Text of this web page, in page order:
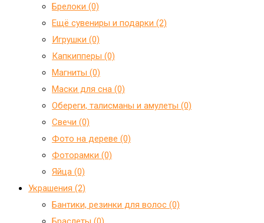
Брелоки (0)
Ещё сувениры и подарки (2)
Игрушки (0)
Капкипперы (0)
Магниты (0)
Маски для сна (0)
Обереги, талисманы и амулеты (0)
Свечи (0)
Фото на дереве (0)
Фоторамки (0)
Яйца (0)
Украшения (2)
Бантики, резинки для волос (0)